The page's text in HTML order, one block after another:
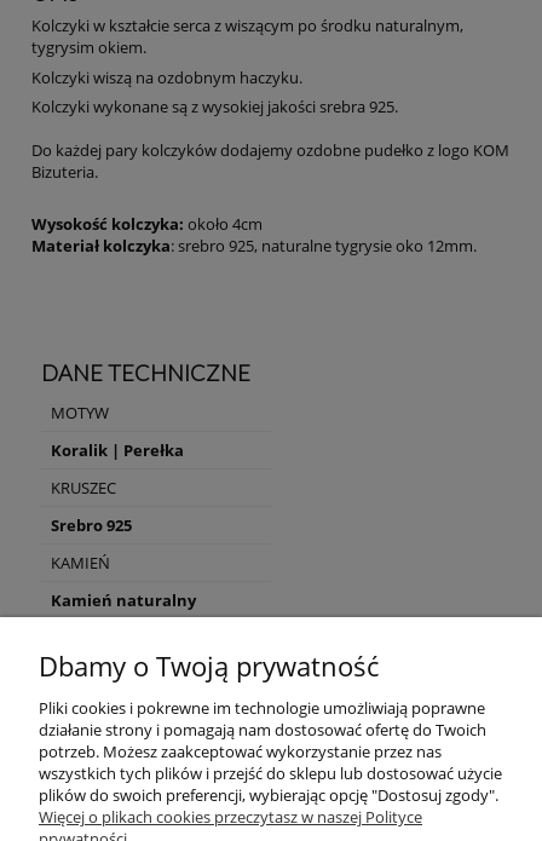
Kolczyki w kształcie serca z wiszącym po środku naturalnym,
tygrysim okiem.
Kolczyki wiszą na ozdobnym haczyku.
Kolczyki wykonane są z wysokiej jakości srebra 925.
Do każdej pary kolczyków dodajemy ozdobne pudełko z logo KOM
Bizuteria.
Wysokość kolczyka: około 4cm
Materiał kolczyka: srebro 925, naturalne tygrysie oko 12mm.
DANE TECHNICZNE
MOTYW
Koralik | Perełka
KRUSZEC
Srebro 925
KAMIEŃ
Kamień naturalny
Kolczyki haczyki
KAMIEŃ NATURALNY
Tygrysie oko
POMOC
Dbamy o Twoją prywatność
Pliki cookies i pokrewne im technologie umożliwiają poprawne
działanie strony i pomagają nam dostosować ofertę do Twoich
potrzeb. Możesz zaakceptować wykorzystanie przez nas
wszystkich tych plików i przejść do sklepu lub dostosować użycie
plików do swoich preferencji, wybierając opcję "Dostosuj zgody".
Więcej o plikach cookies przeczytasz w naszej Polityce